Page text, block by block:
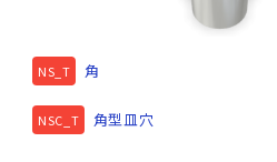
NS_T 角
NSC_T 角型皿穴